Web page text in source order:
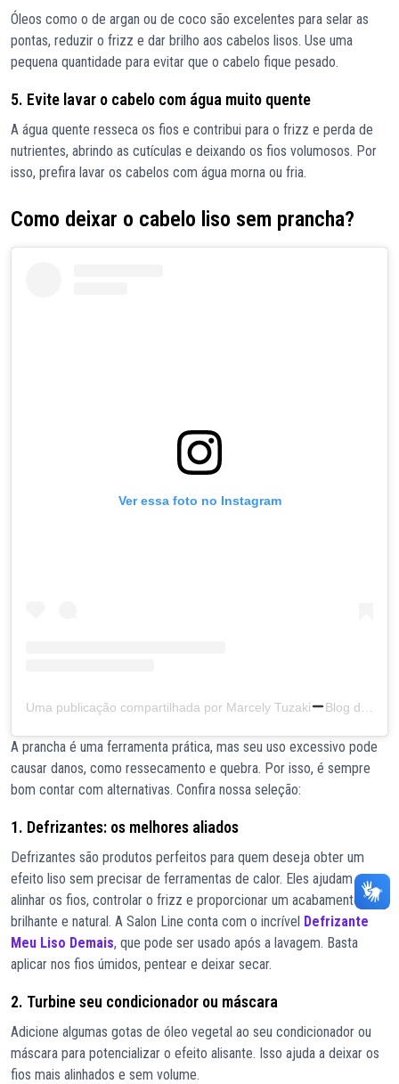
Óleos como o de argan ou de coco são excelentes para selar as
pontas, reduzir o frizz e dar brilho aos cabelos lisos. Use uma
pequena quantidade para evitar que o cabelo fique pesado.
5. Evite lavar o cabelo com água muito quente
A água quente resseca os fios e contribui para o frizz e perda de
nutrientes, abrindo as cutículas e deixando os fios volumosos. Por
isso, prefira lavar os cabelos com água morna ou fria.
Como deixar o cabelo liso sem prancha?
Ver essa foto no Instagram
Uma publicação compartilhada por Marcely Tuzaki Blog das irmãs (@maru_tuzaki)
A prancha é uma ferramenta prática, mas seu uso excessivo pode
causar danos, como ressecamento e quebra. Por isso, é sempre
bom contar com alternativas. Confira nossa seleção:
1. Defrizantes: os melhores aliados
Defrizantes são produtos perfeitos para quem deseja obter um
efeito liso sem precisar de ferramentas de calor. Eles ajudam a
alinhar os fios, controlar o frizz e proporcionar um acabamento
brilhante e natural. A Salon Line conta com o incrível Defrizante
Meu Liso Demais, que pode ser usado após a lavagem. Basta
aplicar nos fios úmidos, pentear e deixar secar.
2. Turbine seu condicionador ou máscara
Adicione algumas gotas de óleo vegetal ao seu condicionador ou
máscara para potencializar o efeito alisante. Isso ajuda a deixar os
fios mais alinhados e sem volume.